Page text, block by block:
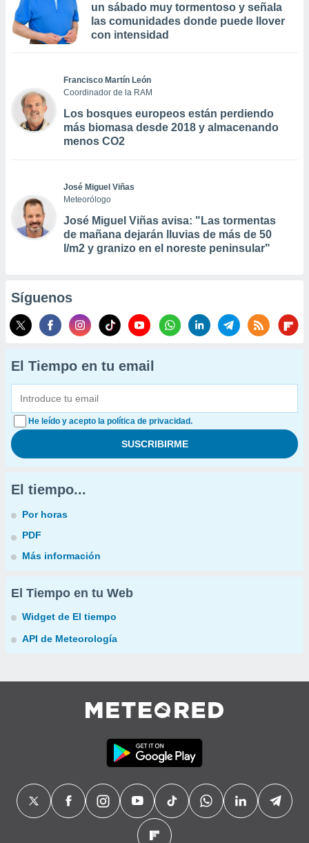
un sábado muy tormentoso y señala
las comunidades donde puede llover
con intensidad
Francisco Martín León
Coordinador de la RAM
Los bosques europeos están perdiendo
más biomasa desde 2018 y almacenando
menos CO2
José Miguel Viñas
Meteorólogo
José Miguel Viñas avisa: "Las tormentas
de mañana dejarán lluvias de más de 50
l/m2 y granizo en el noreste peninsular"
Síguenos
El Tiempo en tu email
He leído y acepto la política de privacidad.
El tiempo...
Por horas
PDF
Más información
El Tiempo en tu Web
Widget de El tiempo
API de Meteorología